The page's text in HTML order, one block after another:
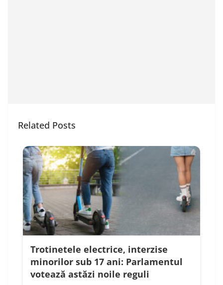
Related Posts
Trotinetele electrice, interzise
minorilor sub 17 ani: Parlamentul
votează astăzi noile reguli